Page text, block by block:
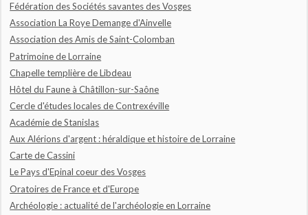
Fédération des Sociétés savantes des Vosges
Association La Roye Demange d'Ainvelle
Association des Amis de Saint-Colomban
Patrimoine de Lorraine
Chapelle templière de Libdeau
Hôtel du Faune à Châtillon-sur-Saône
Cercle d'études locales de Contrexéville
Académie de Stanislas
Aux Alérions d'argent : héraldique et histoire de Lorraine
Carte de Cassini
Le Pays d'Epinal coeur des Vosges
Oratoires de France et d'Europe
Archéologie : actualité de l'archéologie en Lorraine